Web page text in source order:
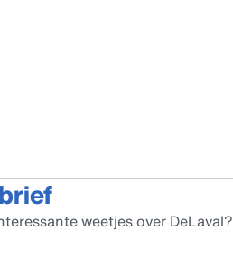
weetjes over DeLaval?